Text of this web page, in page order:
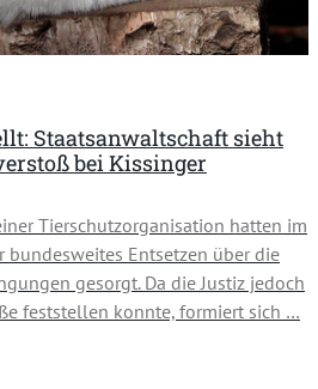
Staatsanwaltschaft sieht
bei Kissinger
Tierschutzorganisation hatten im
bundesweites Entsetzen über die
gesorgt. Da die Justiz jedoch
feststellen konnte, formiert sich …